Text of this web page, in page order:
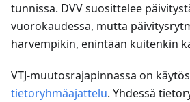
tunnissa. DVV suosittelee
vuorokaudessa, mutta
harvempikin, enintään kuitenkin
VTJ-muutosrajapinnassa on
tietoryhmäajattelu. Yhdessä